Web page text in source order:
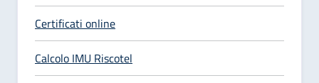
Certificati online
Calcolo IMU Riscotel